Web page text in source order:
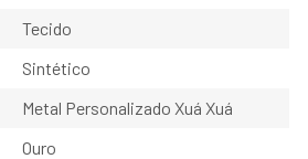
Tecido
Sintético
Metal Personalizado Xuá Xuá
Ouro